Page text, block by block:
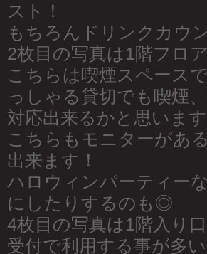
スト！
もちろんドリンクカウ
2枚目の写真は1階フロ
こちらは喫煙スペース
っしゃる貸切でも喫煙
対応出来るかと思います
こちらもモニターがあ
出来ます！
ハロウィンパーティー
にしたりするのも◎
4枚目の写真は1階入り
受付で利用する事が多